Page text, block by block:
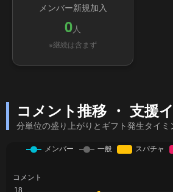
メンバー新規加入
0人
※継続は含まず
コメント推移 ・ 支援
分単位の盛り上がりとギフト発生タイミ